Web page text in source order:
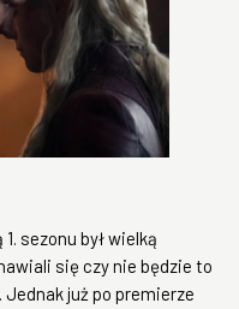
sezonu był wielką
się czy nie będzie to
Jednak już po premierze